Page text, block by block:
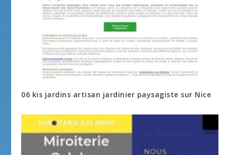
06 kis jardins artisan jardinier paysagiste sur Nice